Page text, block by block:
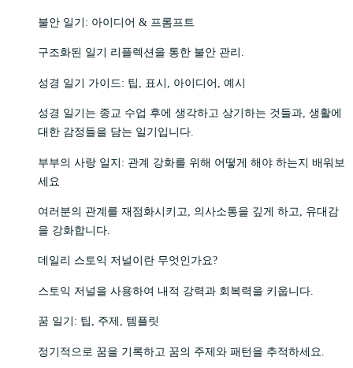
불안 일기: 아이디어 & 프롬프트
구조화된 일기 리플렉션을 통한 불안 관리.
성경 일기 가이드: 팁, 표시, 아이디어, 예시
성경 일기는 종교 수업 후에 생각하고 상기하는 것들과, 생활에
대한 감정들을 담는 일기입니다.
부부의 사랑 일지: 관계 강화를 위해 어떻게 해야 하는지 배워보
세요
여러분의 관계를 재점화시키고, 의사소통을 깊게 하고, 유대감
을 강화합니다.
데일리 스토익 저널이란 무엇인가요?
스토익 저널을 사용하여 내적 강력과 회복력을 키웁니다.
꿈 일기: 팁, 주제, 템플릿
정기적으로 꿈을 기록하고 꿈의 주제와 패턴을 추적하세요.